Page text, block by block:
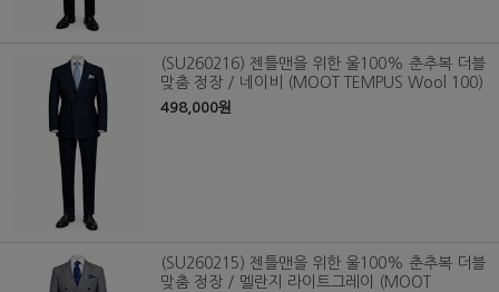
(SU260216) 젠틀맨을 위한 울100% 춘추복 더블
맞춤 정장 / 네이비 (MOOT TEMPUS Wool 100)
498,000원
(SU260215) 젠틀맨을 위한 울100% 춘추복 더블
맞춤 정장 / 멜란지 라이트그레이 (MOOT